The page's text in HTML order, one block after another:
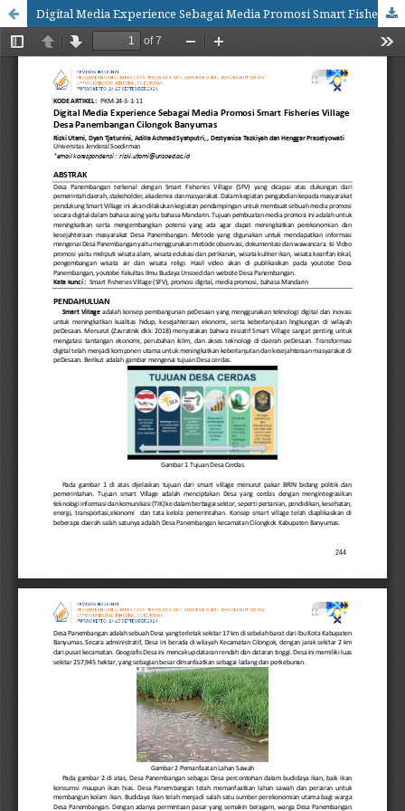
Digital Media Experience Sebagai Media Promosi Smart Fisheries Village Desa Panembangan Cilongok Banyumas